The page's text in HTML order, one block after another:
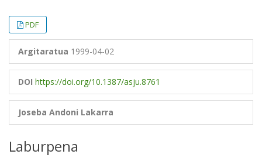
PDF
Argitaratua 1999-04-02
DOI https://doi.org/10.1387/asju.8761
Joseba Andoni Lakarra
Laburpena